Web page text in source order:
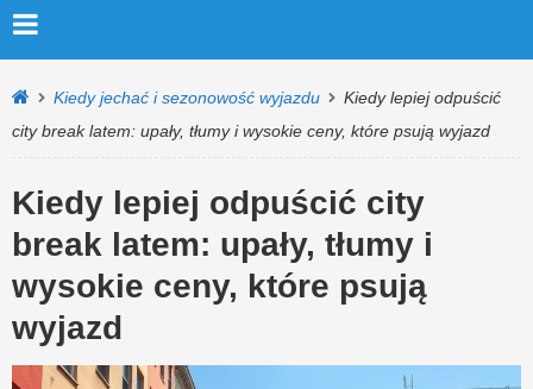
Kiedy jechać i sezonowość wyjazdu
Kiedy lepiej odpuścić
city break latem: upały, tłumy i wysokie ceny, które psują wyjazd
Kiedy lepiej odpuścić city
break latem: upały, tłumy i
wysokie ceny, które psują
wyjazd